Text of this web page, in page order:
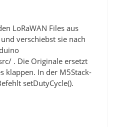
LoRaWAN Files aus
verschiebst sie nach
. Die Originale ersetzt
klappen. In der M5Stack-
setDutyCycle().